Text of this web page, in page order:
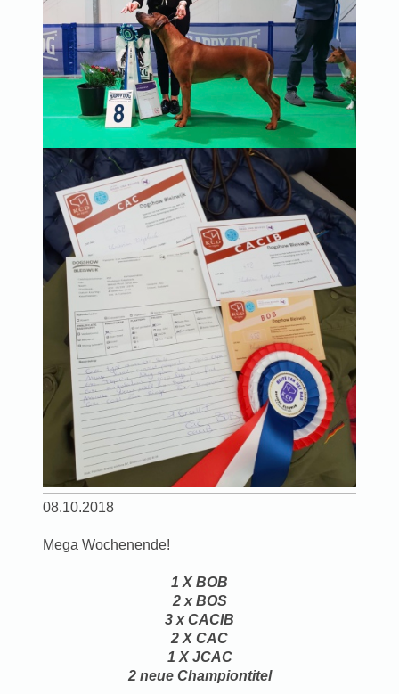
08.10.2018
Mega Wochenende!
1 X BOB
2 x BOS
3 x CACIB
2 X CAC
1 X JCAC
2 neue Championtitel